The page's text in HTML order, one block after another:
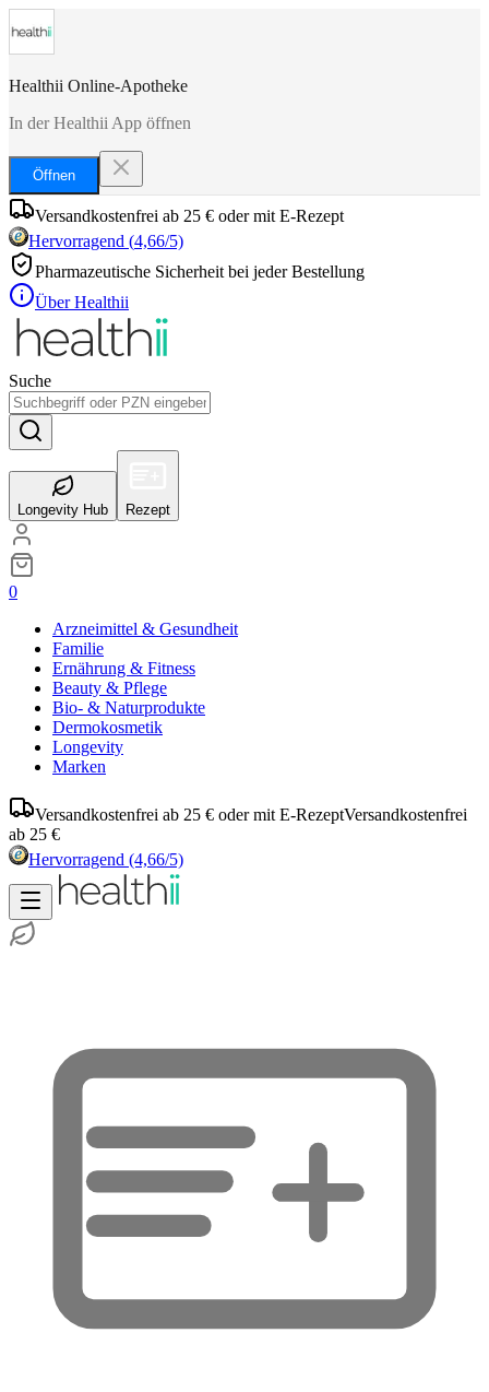
Healthii Online-Apotheke
In der Healthii App öffnen
Öffnen
Versandkostenfrei ab 25 € oder mit E-Rezept
Hervorragend (4,66/5)
Pharmazeutische Sicherheit bei jeder Bestellung
Über Healthii
Suche
Longevity Hub Rezept
0
Arzneimittel & Gesundheit
Familie
Ernährung & Fitness
Beauty & Pflege
Bio- & Naturprodukte
Dermokosmetik
Longevity
Marken
Versandkostenfrei ab 25 € oder mit E-RezeptVersandkostenfrei
ab 25 €
Hervorragend (4,66/5)